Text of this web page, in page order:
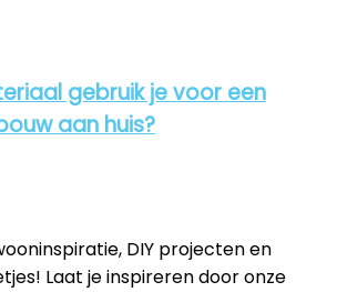
gebruik je voor een
aan huis?
DIY projecten en
Laat je inspireren door onze